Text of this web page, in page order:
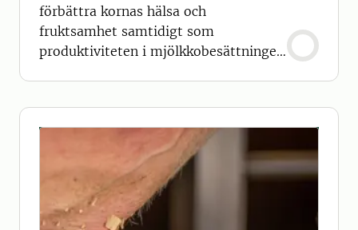
förbättra kornas hälsa och
fruktsamhet samtidigt som
produktiviteten i mjölkkobesättningen